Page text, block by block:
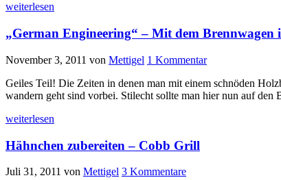
weiterlesen
„German Engineering“ – Mit dem Brennwagen
November 3, 2011 von Mettigel 1 Kommentar
Geiles Teil! Die Zeiten in denen man mit einem schnöden
wandern geht sind vorbei. Stilecht sollte man hier nun auf
weiterlesen
Hähnchen zubereiten – Cobb Grill
Juli 31, 2011 von Mettigel 3 Kommentare